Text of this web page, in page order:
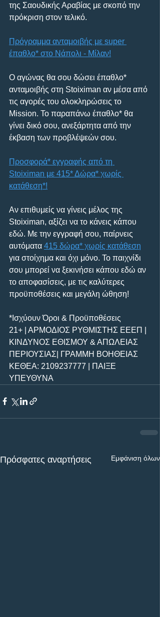
της Σαουδικής Αραβίας με σκοπό την
πρόκριση στον τελικό.
Πρόγραμμα ανταμοιβής με super
έπαθλο* στο Νάπολι - Μίλαν!
Ο αγώνας θα σου δώσει έπαθλο*
ανταμοιβής στη Stoiximan αν μέσα από
τις αγορές του ολοκληρώσεις το
Mission. Το παραπάνω έπαθλο* θα
γίνει δικό σου, ανεξάρτητα από την
έκβαση των προβλέψεών σου.
Προσφορά* εγγραφής από τη
Stoiximan με 415* Δώρα* χωρίς
κατάθεση*!
Αν επιθυμείς να γίνεις μέλος της
Stoiximan, αξίζει να το κάνεις κάπου
εδώ. Με την εγγραφή σου, παίρνεις
αυτόματα 415 δώρα* χωρίς κατάθεση
για στοίχημα και όχι μόνο. Το παιχνίδι
σου μπορεί να ξεκινήσει κάπου εδώ αν
το αποφασίσεις, με τις καλύτερες
προϋποθέσεις και μεγάλη ώθηση!
*Ισχύουν Όροι & Προϋποθέσεις
21+ | ΑΡΜΟΔΙΟΣ ΡΥΘΜΙΣΤΗΣ ΕΕΕΠ |
ΚΙΝΔΥΝΟΣ ΕΘΙΣΜΟΥ & ΑΠΩΛΕΙΑΣ
ΠΕΡΙΟΥΣΙΑΣ| ΓΡΑΜΜΗ ΒΟΗΘΕΙΑΣ
ΚΕΘΕΑ: 2109237777 | ΠΑΙΞΕ
ΥΠΕΥΘΥΝΑ
Πρόσφατες αναρτήσεις Εμφάνιση όλων